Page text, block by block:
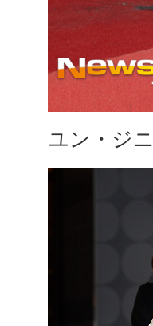
ユン・ジニ